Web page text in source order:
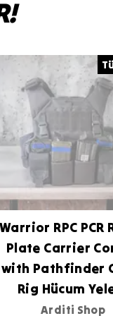
Warrior RPC PCR
Plate Carrier
with Pathfinder
Rig Hücum
Arditi Shop